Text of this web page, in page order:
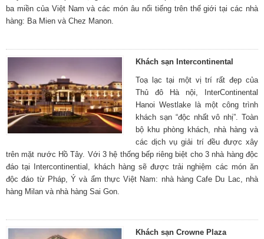
ba miền của Việt Nam và các món âu nổi tiếng trên thế giới tại các nhà
hàng: Ba Mien và Chez Manon.
Khách sạn Intercontinental
Toạ lạc tại một vị trí rất đẹp của
Thủ đô Hà nội, InterContinental
Hanoi Westlake là một công trình
khách sạn “độc nhất vô nhị”. Toàn
bộ khu phòng khách, nhà hàng và
các dịch vụ giải trí đều được xây
trên mặt nước Hồ Tây. Với 3 hệ thống bếp riêng biệt cho 3 nhà hàng độc
đáo tại Intercontinential, khách hàng sẽ được trải nghiệm các món ăn
độc đáo từ Pháp, Ý và ẩm thực Việt Nam: nhà hàng Cafe Du Lac, nhà
hàng Milan và nhà hàng Sai Gon.
Khách sạn Crowne Plaza